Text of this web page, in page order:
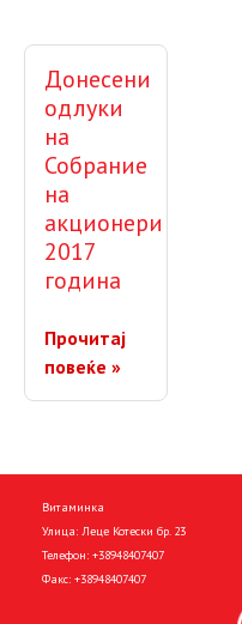
Донесени
одлуки
на
Собрание
на
акционери
2017
година
Прочитај
повеќе »
Витаминка
Улица: Леце Котески бр. 23
Телефон: +38948407407
Факс: +38948407407